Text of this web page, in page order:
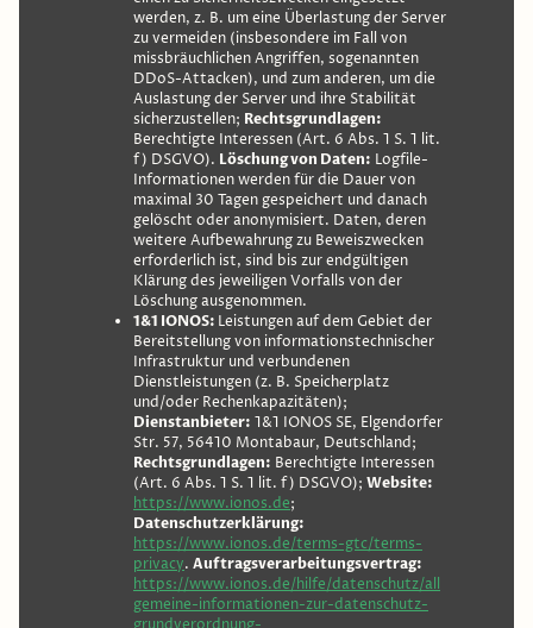
werden, z. B. um eine Überlastung der Server
zu vermeiden (insbesondere im Fall von
missbräuchlichen Angriffen, sogenannten
DDoS-Attacken), und zum anderen, um die
Auslastung der Server und ihre Stabilität
sicherzustellen; Rechtsgrundlagen:
Berechtigte Interessen (Art. 6 Abs. 1 S. 1 lit.
f) DSGVO). Löschung von Daten: Logfile-
Informationen werden für die Dauer von
maximal 30 Tagen gespeichert und danach
gelöscht oder anonymisiert. Daten, deren
weitere Aufbewahrung zu Beweiszwecken
erforderlich ist, sind bis zur endgültigen
Klärung des jeweiligen Vorfalls von der
Löschung ausgenommen.
1&1 IONOS: Leistungen auf dem Gebiet der
Bereitstellung von informationstechnischer
Infrastruktur und verbundenen
Dienstleistungen (z. B. Speicherplatz
und/oder Rechenkapazitäten);
Dienstanbieter: 1&1 IONOS SE, Elgendorfer
Str. 57, 56410 Montabaur, Deutschland;
Rechtsgrundlagen: Berechtigte Interessen
(Art. 6 Abs. 1 S. 1 lit. f) DSGVO); Website:
https://www.ionos.de;
Datenschutzerklärung:
https://www.ionos.de/terms-gtc/terms-
privacy. Auftragsverarbeitungsvertrag:
https://www.ionos.de/hilfe/datenschutz/all
gemeine-informationen-zur-datenschutz-